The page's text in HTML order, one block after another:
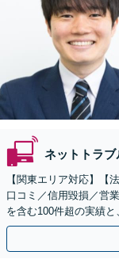
ネットトラ
【関東エリア対応】【
口コミ／信用毀損／営
を含む100件超の実績
とに、スピード対応【